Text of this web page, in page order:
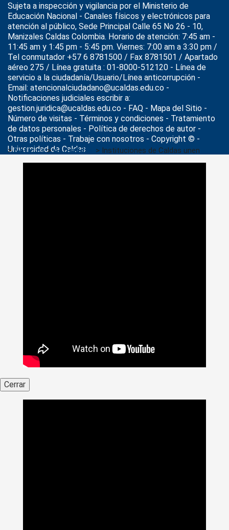
>Noticias>Actualidad > Instituciones de Caldas unen
fuerzas para garantizar alimentación adecuada en el Día
Sujeta a inspección y vigilancia por el Ministerio de
Educación Nacional - Canales físicos y electrónicos para
atención al público, Sede Principal Calle 65 No 26 - 10,
Manizales Caldas Colombia. Horario de atención: 7:45 am -
11:45 am y 1:45 pm - 5:45 pm. Viernes: 7:00 am a 3:30 pm /
Tel conmutador +57 6 8781500 / Fax 8781501 / Apartado
aéreo 275 / Línea gratuita : 01-8000-512120 - Línea de
servicio a la ciudadanía/Usuario/Línea anticorrupción -
Email: atencionalciudadano@ucaldas.edu.co -
Notificaciones judiciales escribir a:
gestion.juridica@ucaldas.edu.co - FAQ - Mapa del Sitio -
Número de visitas - Términos y condiciones - Tratamiento
de datos personales - Política de derechos de autor -
Otras políticas - Trabaje con nosotros - Copyright © -
Universidad de Caldas
Cerrar